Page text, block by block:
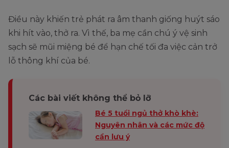
Điều này khiến trẻ phát ra âm thanh giống huýt sáo
khi hít vào, thở ra. Vì thế, ba mẹ cần chú ý vệ sinh
sạch sẽ mũi miệng bé để hạn chế tối đa việc cản trở
lỗ thông khí của bé.
Các bài viết không thể bỏ lỡ
Bé 5 tuổi ngủ thở khò khè:
Nguyên nhân và các mức độ
cần lưu ý